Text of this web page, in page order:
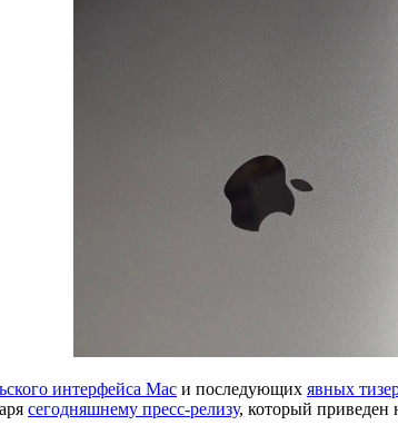
интерфейса Mac и последующих явных
сегодняшнему пресс-релизу, который приведен